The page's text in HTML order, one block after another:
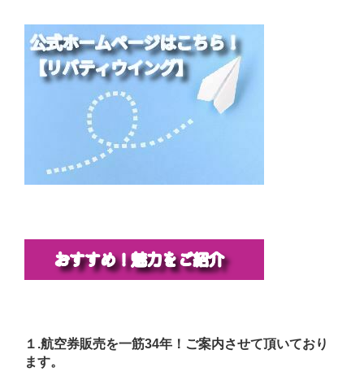
１.航空券販売を一筋34年！ご案内させて頂いており
ます。